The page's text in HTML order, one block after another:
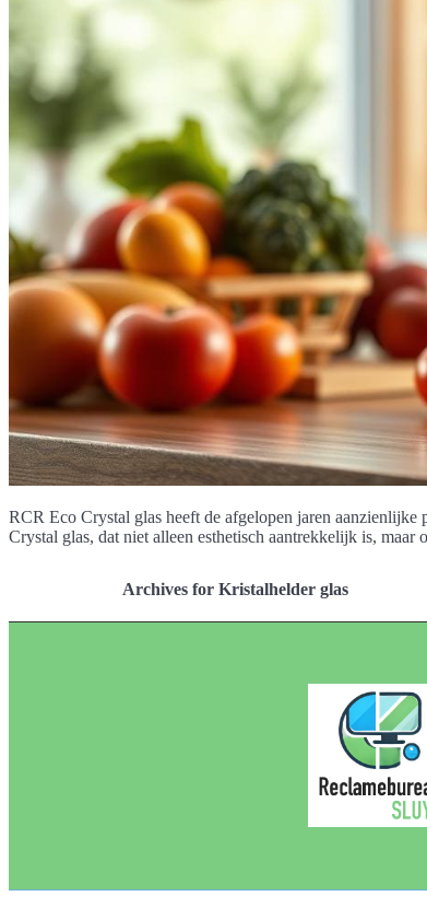
RCR Eco Crystal glas heeft de afgelopen jaren
Crystal glas, dat niet alleen esthetisch aantrekkelijk is,
Archives for Kristalhelder glas